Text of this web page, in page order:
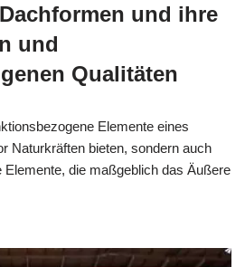
und ihre
und
Qualitäten
Elemente eines
Naturkräften bieten, sondern auch
die maßgeblich das Äußere